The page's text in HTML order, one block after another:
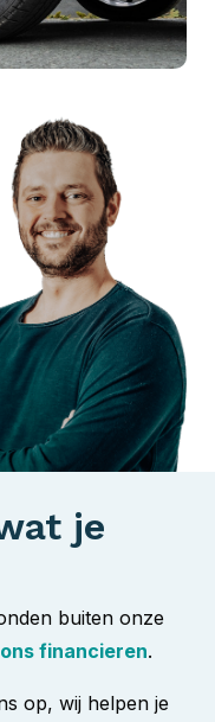
je
buiten onze
financieren.
op, wij helpen je